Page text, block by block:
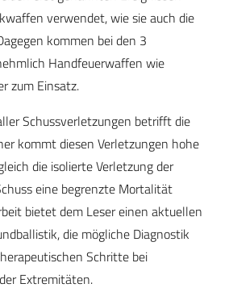
verwendet, wie sie auch die
kommen bei den 3
Handfeuerwaffen wie
zum Einsatz.
Schussverletzungen betrifft die
kommt diesen Verletzungen hohe
die isolierte Verletzung der
eine begrenzte Mortalität
bietet dem Leser einen aktuellen
die mögliche Diagnostik
Schritte bei
Extremitäten.